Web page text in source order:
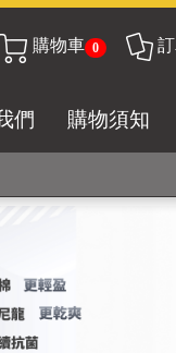
購物車 0
們 購物須知